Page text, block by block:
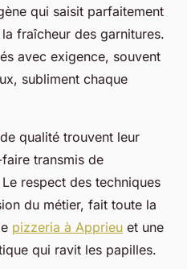
qui saisit parfaitement
fraîcheur des garnitures.
avec exigence, souvent
subliment chaque
qualité trouvent leur
transmis de
respect des techniques
du métier, fait toute la
pizzeria à Apprieu et une
qui ravit les papilles.